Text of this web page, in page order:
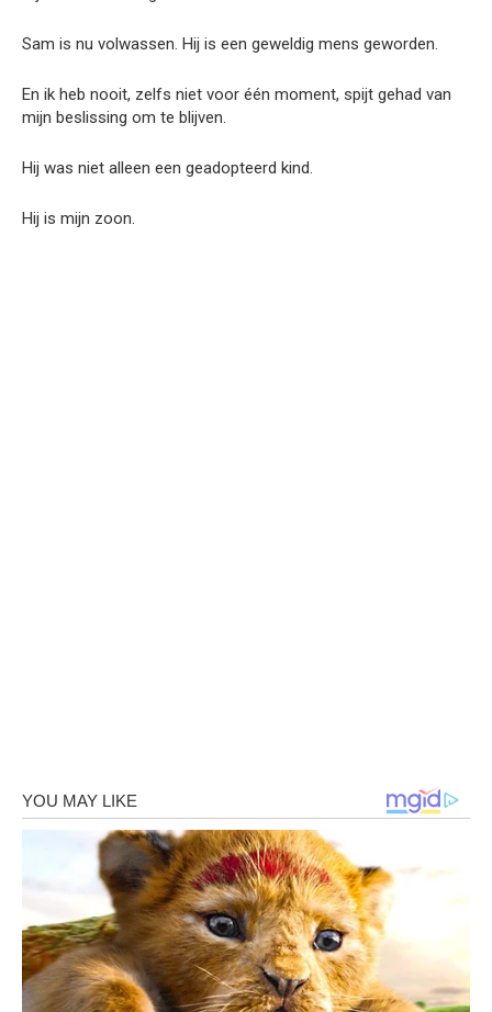
Sam is nu volwassen. Hij is een geweldig mens geworden.
En ik heb nooit, zelfs niet voor één moment, spijt gehad van
mijn beslissing om te blijven.
Hij was niet alleen een geadopteerd kind.
Hij is mijn zoon.